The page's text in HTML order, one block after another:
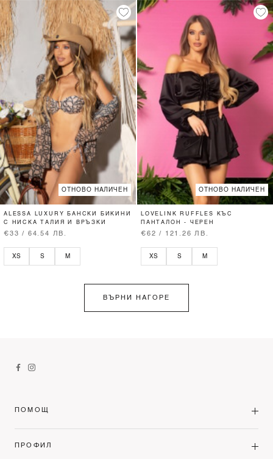
ОТНОВО НАЛИЧЕН
ALESSA LUXURY БАНСКИ БИКИНИ
С НИСКА ТАЛИЯ И ВРЪЗКИ
€33 / 64.54 ЛВ.
XS S M
ОТНОВО НАЛИЧЕН
LOVELINK RUFFLES КЪС
ПАНТАЛОН - ЧЕРЕН
€62 / 121.26 ЛВ.
XS S M
ВЪРНИ НАГОРЕ
ПОМОЩ
ПРОФИЛ